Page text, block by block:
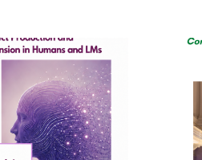
Concerto del
di